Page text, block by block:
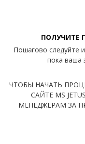
ПОЛУЧИТЕ
Пошагово следуйте
пока ваша
ЧТОБЫ НАЧАТЬ
САЙТЕ MS
МЕНЕДЖЕРАМ ЗА